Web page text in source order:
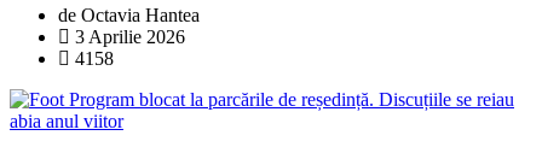
de Octavia Hantea
3 Aprilie 2026
4158